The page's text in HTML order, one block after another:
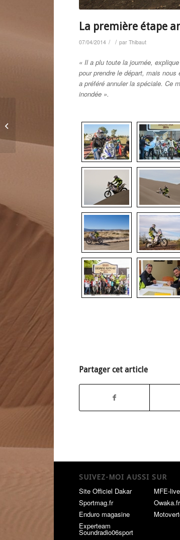
La première étape
07/04/2014 / / par Thibaut
« Il a plu toute la journée,
pour prendre le départ, mais
a préféré annuler la spéciale. Ce
inondée ».
Partager cet article
SUIVEZ-MOI AUSSI SUR
Site Officiel Dakar
MFE-
Sportmag.fr
Owaka.fr
Enduro magasine
Experteam
Soundradio06sport